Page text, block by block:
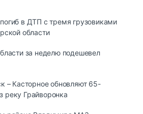
в ДТП с тремя грузовиками
области
за неделю подешевел
– Касторное обновляют 65-
реку Грайворонка